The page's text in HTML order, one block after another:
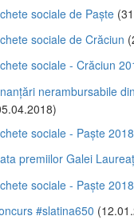
sociale de Paște
sociale de Crăciun
sociale - Crăciun
nerambursabile
sociale - Paște 2018
premiilor Galei
sociale - Paște 2018
#slatina650